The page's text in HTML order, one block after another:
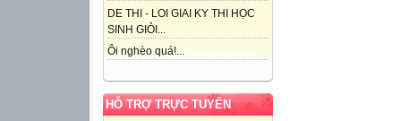
DE THI - LOI GIAI KY THI HỌC
SINH GIỎI...
Ôi nghèo quá!...
HỖ TRỢ TRỰC TUYẾN